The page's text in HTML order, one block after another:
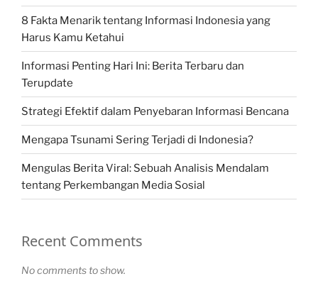
8 Fakta Menarik tentang Informasi Indonesia yang
Harus Kamu Ketahui
Informasi Penting Hari Ini: Berita Terbaru dan
Terupdate
Strategi Efektif dalam Penyebaran Informasi Bencana
Mengapa Tsunami Sering Terjadi di Indonesia?
Mengulas Berita Viral: Sebuah Analisis Mendalam
tentang Perkembangan Media Sosial
Recent Comments
No comments to show.